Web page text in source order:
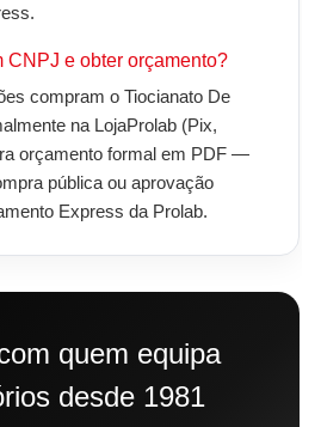
CNPJ e obter orçamento?
compram o Tiocianato De
na LojaProlab (Pix,
orçamento formal em PDF —
pública ou aprovação
Express da Prolab.
quem equipa
desde 1981